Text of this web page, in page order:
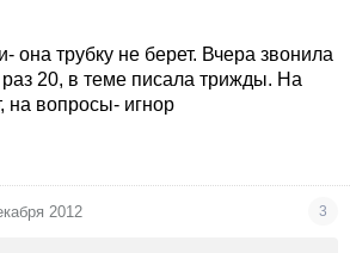
она трубку не берет. Вчера звонила
20, в теме писала трижды. На
на вопросы- игнор
2012 3